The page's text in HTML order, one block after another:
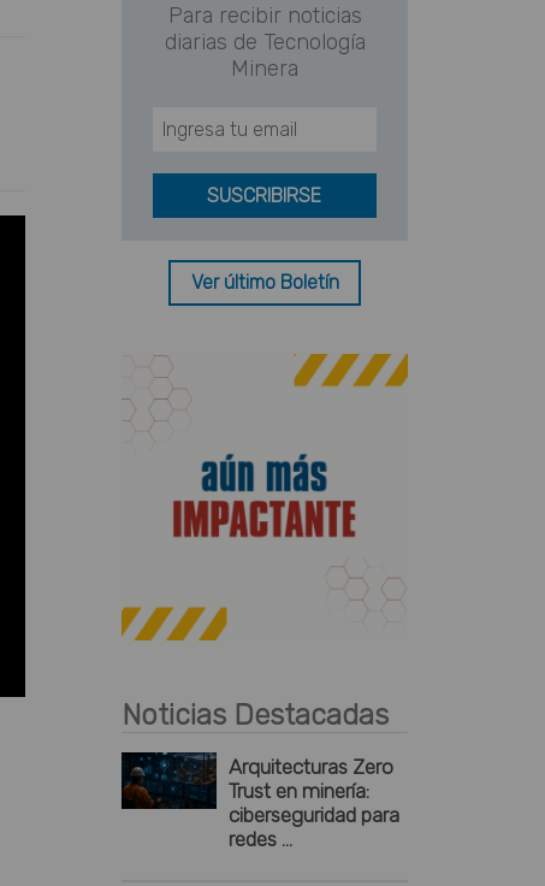
Para recibir noticias
diarias de Tecnología
Minera
Ver último Boletín
Noticias Destacadas
Arquitecturas Zero
Trust en minería:
ciberseguridad para
redes ...